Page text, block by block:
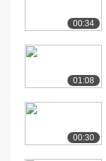
00:34
01:08
00:30